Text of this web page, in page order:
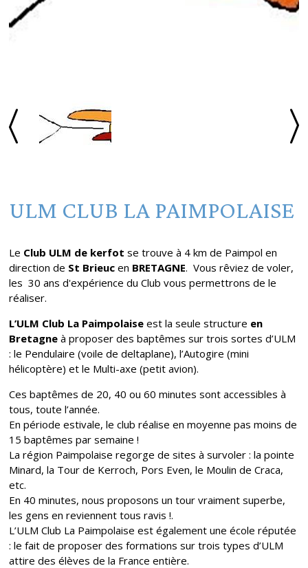
ULM CLUB LA PAIMPOLAISE
Le Club ULM de kerfotse trouve à 4 km de Paimpol en
direction de St Brieucen BRETAGNE. Vous rêviez de voler,
les 30 ans d'expérience du Club vous permettrons de le
réaliser.
L’ULM Club La Paimpolaise est la seule structure en
Bretagne à proposer des baptêmes sur trois sortes d’ULM
: le Pendulaire (voile de deltaplane), l’Autogire (mini
hélicoptère) et le Multi-axe (petit avion).
Ces baptêmes de 20, 40 ou 60 minutes sont accessibles à
tous, toute l’année.
En période estivale, le club réalise en moyenne pas moins de
15 baptêmes par semaine !
La région Paimpolaise regorge de sites à survoler : la pointe
Minard, la Tour de Kerroch, Pors Even, le Moulin de Craca,
etc.
En 40 minutes, nous proposons un tour vraiment superbe,
les gens en reviennent tous ravis !.
L’ULM Club La Paimpolaise est également une école réputée
: le fait de proposer des formations sur trois types d’ULM
attire des élèves de la France entière.